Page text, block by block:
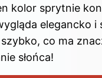
kolor sprytnie
elegancko i
co ma
słońca!